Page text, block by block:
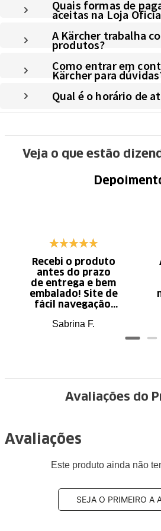
Quais formas de
aceitas na Loja
A Kärcher trabalha
produtos?
Como entrar em
Kärcher para
Qual é o horário de
Veja o que estão
Recebi o produto
antes do prazo
de entrega e bem
embalado! Site de
fácil navegação.
Sabrina F.
Avaliações do
Avaliações
Este produto ainda não
SEJA O PRIMEIRO A